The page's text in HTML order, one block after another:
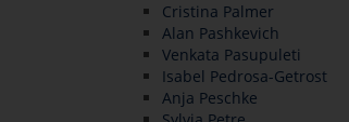
Cristina Palmer
Alan Pashkevich
Venkata Pasupuleti
Isabel Pedrosa-Getrost
Anja Peschke